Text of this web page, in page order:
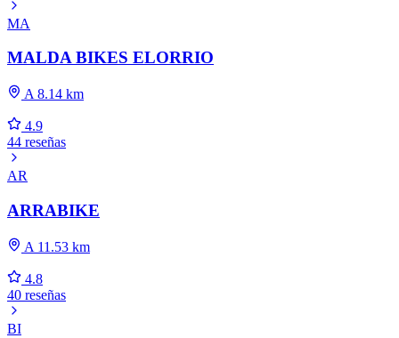
MA
MALDA BIKES ELORRIO
A 8.14 km
4.9
44 reseñas
AR
ARRABIKE
A 11.53 km
4.8
40 reseñas
BI